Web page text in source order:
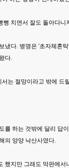
치면서 잘도 돌아다
냈다. 병명은 '초자체혼
다.
는 절망이라고 밖에 드
하는 것밖에 달리 답
의 양양 낙산사였다.
지만 그래도 막판에